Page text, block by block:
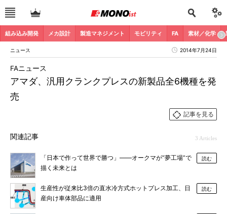
組み込み開発 メカ設計 製造マネジメント モビリティ FA 素材／化学
ニュース 2014年7月24日
アマダ、汎用クランクプレスの新製品全6機種を発
売
FAニュース
記事を見る
関連記事 3 Articles
「日本で作って世界で勝つ」――オークマが“夢工場”で
描く未来とは
読む
生産性が従来比3倍の直水冷方式ホットプレス加工、日
産向け車体部品に適用
読む